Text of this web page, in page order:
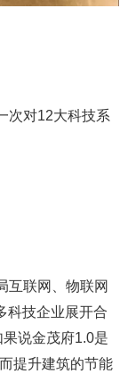
次对12大科技系
互联网、物联网
科技企业展开合
说金茂府1.0是
提升建筑的节能